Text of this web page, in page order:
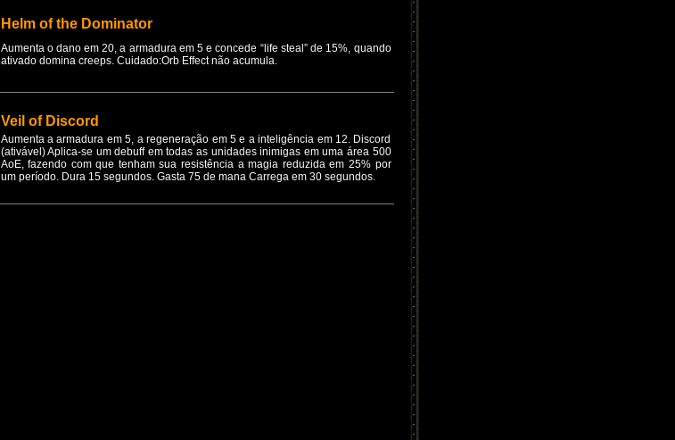
Helm of the Dominator
Aumenta o dano em 20, a armadura em 5 e concede “life steal” de 15%, quando
ativado domina creeps. Cuidado:Orb Effect não acumula.
Veil of Discord
Aumenta a armadura em 5, a regeneração em 5 e a inteligência em 12. Discord
(ativável) Aplica-se um debuff em todas as unidades inimigas em uma área 500
AoE, fazendo com que tenham sua resistência a magia reduzida em 25% por
um período. Dura 15 segundos. Gasta 75 de mana Carrega em 30 segundos.